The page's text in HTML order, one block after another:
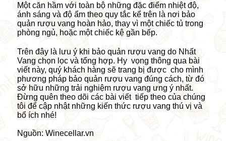
Một căn hầm với toàn bộ những đặc điểm nhiệt độ,
ánh sáng và độ ẩm theo quy tắc kể trên là nơi bảo
quản rượu vang hoàn hảo, thay vì một chiếc tủ trong
phòng ngủ, hoặc một chiếc kệ gần bếp.
Trên đây là lưu ý khi bảo quản rượu vang do Nhất
Vang chọn lọc và tổng hợp. Hy vọng thông qua bài
viết này, quý khách hàng sẽ trang bị được cho mình
phương pháp bảo quản rượu vang đúng cách, từ đó
sở hữu những trải nghiệm rượu vang ưng ý nhất.
Đừng quên theo dõi các bài viết tiếp theo của chúng
tôi để cập nhật những kiến thức rượu vang thú vị và
bổ ích nhé!
Nguồn: Winecellar.vn